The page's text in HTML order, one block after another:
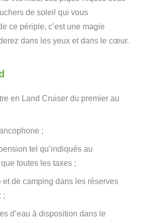
de soleil qui vous
ce périple, c’est une magie
dans les yeux et dans le cœur.
en Land Cruiser du premier au
;
tel qu’indiqués au
toutes les taxes ;
et de camping dans les réserves
;
d’eau à disposition dans le